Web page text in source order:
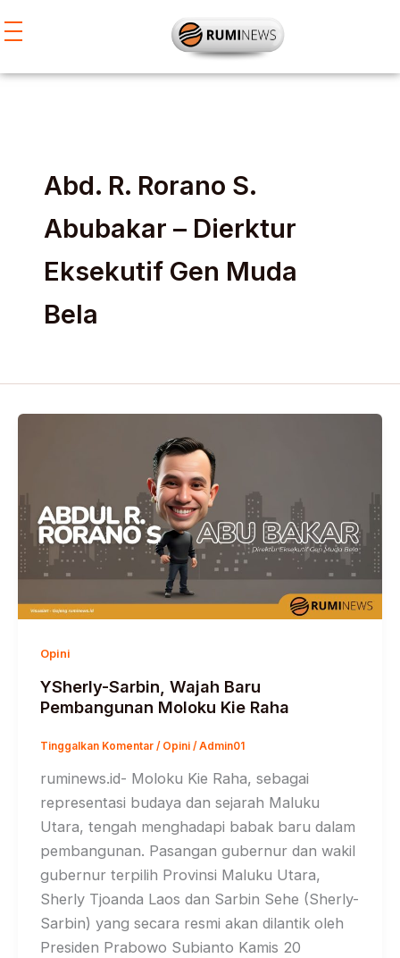
ke
Abd. R. Rorano S.
Abubakar – Dierktur
Eksekutif Gen Muda
Bela
Opini
YSherly-Sarbin, Wajah Baru
Pembangunan Moloku Kie Raha
Tinggalkan Komentar / Opini/ Admin01
ruminews.id- Moloku Kie Raha, sebagai
representasi budaya dan sejarah Maluku
Utara, tengah menghadapi babak baru dalam
pembangunan. Pasangan gubernur dan wakil
gubernur terpilih Provinsi Maluku Utara,
Sherly Tjoanda Laos dan Sarbin Sehe (Sherly-
Sarbin) yang secara resmi akan dilantik oleh
Presiden Prabowo Subianto Kamis 20